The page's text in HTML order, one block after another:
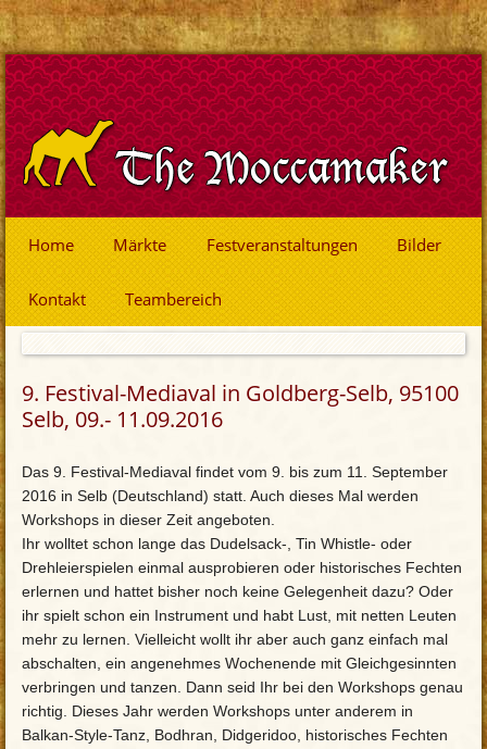
Home Märkte Festveranstaltungen Bilder
Kontakt Teambereich
9. Festival-Mediaval in Goldberg-Selb, 95100
Selb, 09.- 11.09.2016
Das 9. Festival-Mediaval findet vom 9. bis zum 11. September
2016 in Selb (Deutschland) statt. Auch dieses Mal werden
Workshops in dieser Zeit angeboten.
Ihr wolltet schon lange das Dudelsack-, Tin Whistle- oder
Drehleierspielen einmal ausprobieren oder historisches Fechten
erlernen und hattet bisher noch keine Gelegenheit dazu? Oder
ihr spielt schon ein Instrument und habt Lust, mit netten Leuten
mehr zu lernen. Vielleicht wollt ihr aber auch ganz einfach mal
abschalten, ein angenehmes Wochenende mit Gleichgesinnten
verbringen und tanzen. Dann seid Ihr bei den Workshops genau
richtig. Dieses Jahr werden Workshops unter anderem in
Balkan-Style-Tanz, Bodhran, Didgeridoo, historisches Fechten